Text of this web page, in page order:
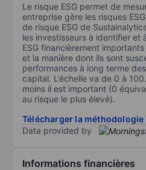
Le risque ESG permet de
entreprise gère les risques
de risque ESG de
les investisseurs à identifier et
ESG financièrement
et la manière dont ils sont
performances à long terme
capital. L’échelle va de 0 à
moins il est important (0
au risque le plus élevé).
Télécharger la méthodologie
Data provided by
Informations financières